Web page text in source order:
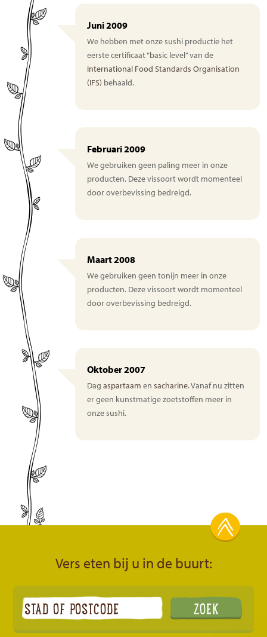
Juni 2009
We hebben met onze sushi productie het
eerste certificaat “basic level” van de
International Food Standards Organisation
(IFS) behaald.
Februari 2009
We gebruiken geen paling meer in onze
producten. Deze vissoort wordt momenteel
door overbevissing bedreigd.
Maart 2008
We gebruiken geen tonijn meer in onze
producten. Deze vissoort wordt momenteel
door overbevissing bedreigd.
Oktober 2007
Dag aspartaam en sacharine. Vanaf nu zitten
er geen kunstmatige zoetstoffen meer in
onze sushi.
Vers eten bij u in de buurt: